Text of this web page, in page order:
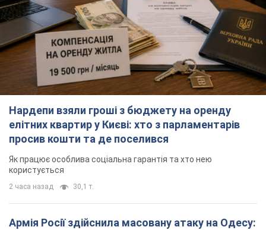
Нардепи взяли гроші з бюджету на оренду
елітних квартир у Києві: хто з парламентарів
просив кошти та де поселився
Як працює особлива соціальна гарантія та хто нею
користується
2 часа назад 30,1 т.
Армія Росії здійснила масовану атаку на Одесу: